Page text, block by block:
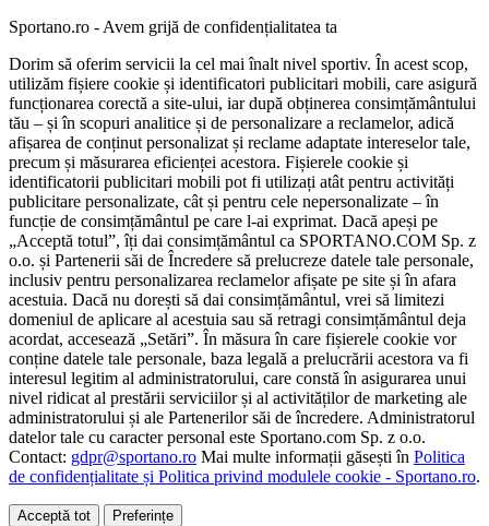
Sportano.ro - Avem grijă de confidențialitatea ta
Dorim să oferim servicii la cel mai înalt nivel sportiv. În acest scop,
utilizăm fișiere cookie și identificatori publicitari mobili, care asigură
funcționarea corectă a site-ului, iar după obținerea consimțământului
tău – și în scopuri analitice și de personalizare a reclamelor, adică
afișarea de conținut personalizat și reclame adaptate intereselor tale,
precum și măsurarea eficienței acestora. Fișierele cookie și
identificatorii publicitari mobili pot fi utilizați atât pentru activități
publicitare personalizate, cât și pentru cele nepersonalizate – în
funcție de consimțământul pe care l-ai exprimat. Dacă apeși pe
„Acceptă totul”, îți dai consimțământul ca SPORTANO.COM Sp. z
o.o. și Partenerii săi de Încredere să prelucreze datele tale personale,
inclusiv pentru personalizarea reclamelor afișate pe site și în afara
acestuia. Dacă nu dorești să dai consimțământul, vrei să limitezi
domeniul de aplicare al acestuia sau să retragi consimțământul deja
acordat, accesează „Setări”. În măsura în care fișierele cookie vor
conține datele tale personale, baza legală a prelucrării acestora va fi
interesul legitim al administratorului, care constă în asigurarea unui
nivel ridicat al prestării serviciilor și al activităților de marketing ale
administratorului și ale Partenerilor săi de încredere. Administratorul
datelor tale cu caracter personal este Sportano.com Sp. z o.o.
Contact: gdpr@sportano.ro Mai multe informații găsești în Politica
de confidențialitate și Politica privind modulele cookie - Sportano.ro.
Acceptă tot Preferințe